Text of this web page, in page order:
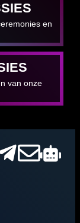
en
van onze